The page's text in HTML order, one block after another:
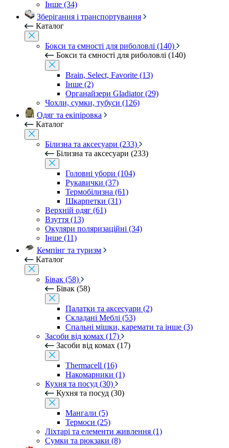
Інше (34)
Зберігання і транспортування
Каталог
Бокси та ємності для риболовлі (140)
Бокси та ємності для риболовлі (140)
Brain, Select, Favorite (13)
Інше (2)
Органайзери Gladiator (29)
Чохли, сумки, тубуси (126)
Одяг та екіпіровка
Каталог
Білизна та аксесуари (233)
Білизна та аксесуари (233)
Головні убори (104)
Рукавички (37)
Термобілизна (61)
Шкарпетки (31)
Верхній одяг (61)
Взуття (13)
Окуляри поляризаційні (34)
Інше (11)
Кемпінг та туризм
Каталог
Бівак (58)
Бівак (58)
Палатки та аксесуари (2)
Складані Меблі (53)
Спальні мішки, каремати та інше (3)
Засоби від комах (17)
Засоби від комах (17)
Thermacell (16)
Накомарники (1)
Кухня та посуд (30)
Кухня та посуд (30)
Мангали (5)
Термоси (25)
Ліхтарі та елементи живлення (1)
Сумки та рюкзаки (8)